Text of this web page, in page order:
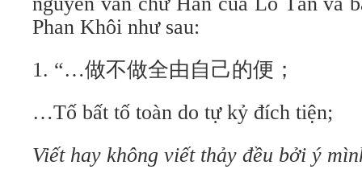
Phan Khôi như sau:
1. “…做不做全由自己的便；
…Tố bất tố toàn do tự kỷ đích tiện;
Viết hay không viết thảy đều bởi ý